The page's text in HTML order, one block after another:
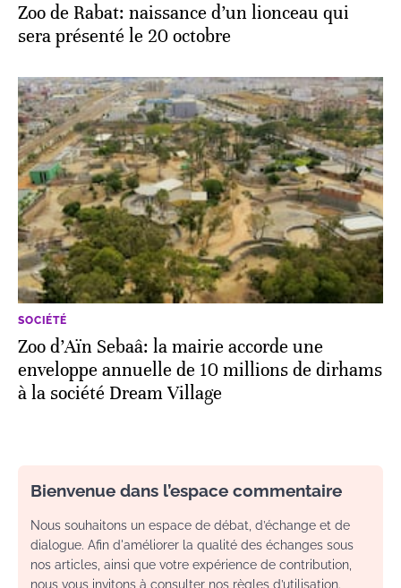
Zoo de Rabat: naissance d’un lionceau qui
sera présenté le 20 octobre
SOCIÉTÉ
Zoo d’Aïn Sebaâ: la mairie accorde une
enveloppe annuelle de 10 millions de dirhams
à la société Dream Village
Bienvenue dans l’espace commentaire
Nous souhaitons un espace de débat, d’échange et de
dialogue. Afin d'améliorer la qualité des échanges sous
nos articles, ainsi que votre expérience de contribution,
nous vous invitons à consulter nos règles d’utilisation.